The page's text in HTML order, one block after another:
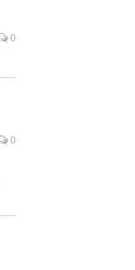
0
0